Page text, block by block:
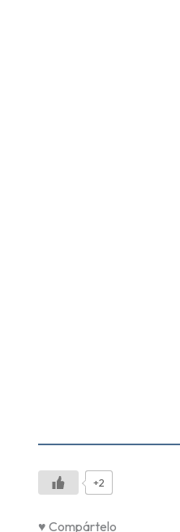
+2
♥ Compártelo